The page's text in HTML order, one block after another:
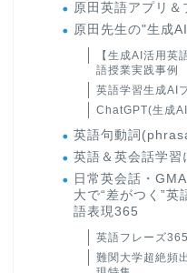
原田英語アプリ＆
原田先生の"生成
【生成AI活用英
語授業実践事例
英語学習生成AI
ChatGPT(生成
英語句動詞
英語＆英会話学習
日常英会話・
大で“差がつく”英
語表現365
英語フレーズ
難関大学超絶頻